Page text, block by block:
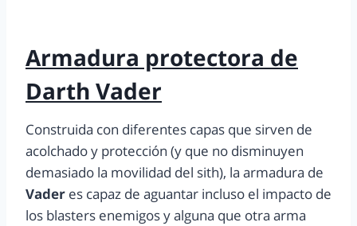
Armadura protectora de
Darth Vader
Construida con diferentes capas que sirven de
acolchado y protección (y que no disminuyen
demasiado la movilidad del sith), la armadura de
Vader es capaz de aguantar incluso el impacto de
los blasters enemigos y alguna que otra arma